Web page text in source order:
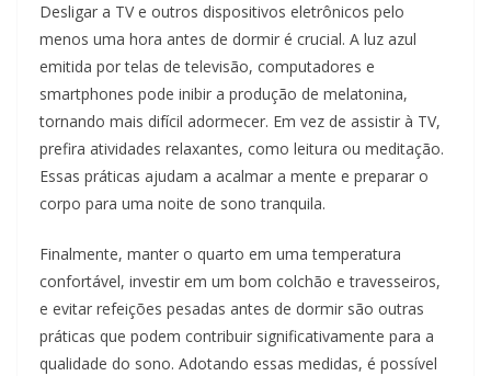
Desligar a TV e outros dispositivos eletrônicos pelo
menos uma hora antes de dormir é crucial. A luz azul
emitida por telas de televisão, computadores e
smartphones pode inibir a produção de melatonina,
tornando mais difícil adormecer. Em vez de assistir à TV,
prefira atividades relaxantes, como leitura ou meditação.
Essas práticas ajudam a acalmar a mente e preparar o
corpo para uma noite de sono tranquila.
Finalmente, manter o quarto em uma temperatura
confortável, investir em um bom colchão e travesseiros,
e evitar refeições pesadas antes de dormir são outras
práticas que podem contribuir significativamente para a
qualidade do sono. Adotando essas medidas, é possível